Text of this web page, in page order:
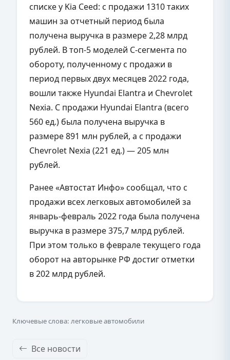
списке у Kia Ceed: с продажи 1310 таких
машин за отчетный период была
получена выручка в размере 2,28 млрд
рублей. В топ-5 моделей С-сегмента по
обороту, полученному с продажи в
период первых двух месяцев 2022 года,
вошли также Hyundai Elantra и Chevrolet
Nexia. С продажи Hyundai Elantra (всего
560 ед.) была получена выручка в
размере 891 млн рублей, а с продажи
Chevrolet Nexia (221 ед.) — 205 млн
рублей.
Ранее «Автостат Инфо» сообщал, что с
продажи всех легковых автомобилей за
январь-февраль 2022 года была получена
выручка в размере 375,7 млрд рублей.
При этом только в феврале текущего года
оборот на авторынке РФ достиг отметки
в 202 млрд рублей.
Ключевые слова: легковые автомобили
Все новости